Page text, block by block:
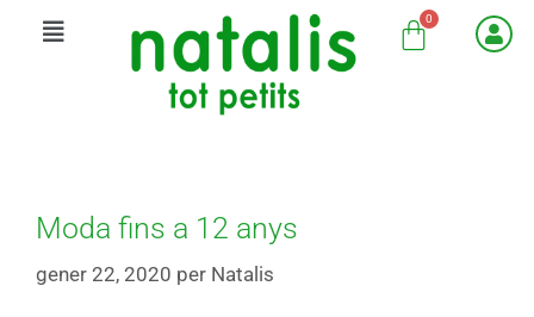
Moda fins a 12 anys
gener 22, 2020 per Natalis